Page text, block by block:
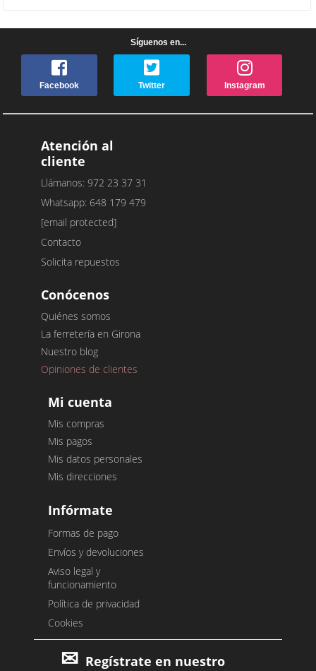
Síguenos en...
Facebook Twitter Instagram
Atención al
cliente
Llámanos: 972 23 37 31
Whatsapp: 648 179 479
[email protected]
Contacto
Solicita repuestos
Conócenos
Quiénes somos
La ferretería en Girona
Nuestro blog
Opiniones de clientes
Mi cuenta
Mis compras
Mis pagos
Mis datos personales
Mis direcciones
Infórmate
Formas de pago
Envíos y devoluciones
Aviso legal y
funcionamiento
Política de privacidad
Cookies
Regístrate en nuestro